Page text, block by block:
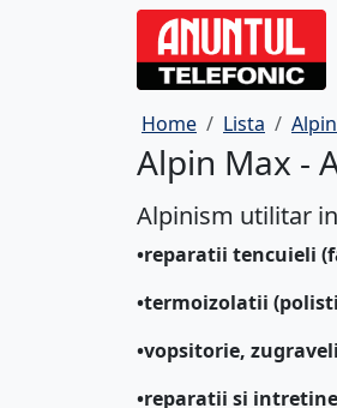
Home Lista
Alpin Max -
Alpinism utilitar
•reparatii tencuieli
•termoizolatii
•vopsitorie,
•reparatii si